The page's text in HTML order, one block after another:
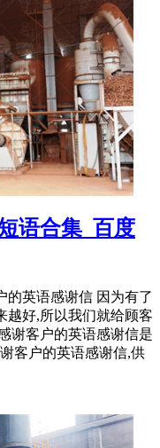
语合集_百度
的英语感谢信 因为有了
越好,所以我们就给顾客
谢客户的英语感谢信是
客户的英语感谢信,供